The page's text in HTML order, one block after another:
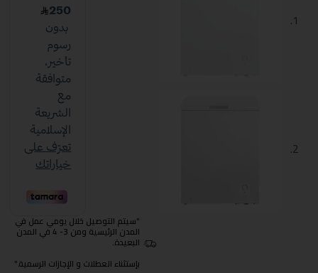
"سيتم التوصيل خلال يومي عمل في
المدن الرئيسية ومن 3- 4 في المدن
البعيدة.
بإستثناء العطلات و الإجازات الرسمية."